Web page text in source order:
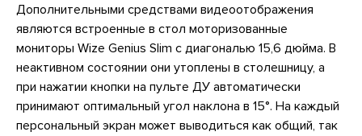
Дополнительными средствами видеоотображения
являются встроенные в стол моторизованные
мониторы Wize Genius Slim с диагональю 15,6 дюйма. В
неактивном состоянии они утоплены в столешницу, а
при нажатии кнопки на пульте ДУ автоматически
принимают оптимальный угол наклона в 15°. На каждый
персональный экран может выводиться как общий, так